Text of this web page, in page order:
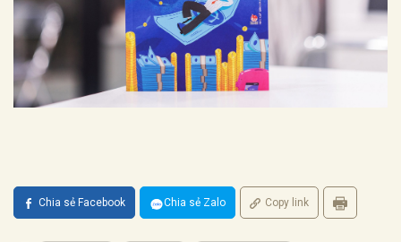
Chia sẻ Facebook Chia sẻ Zalo Copy link